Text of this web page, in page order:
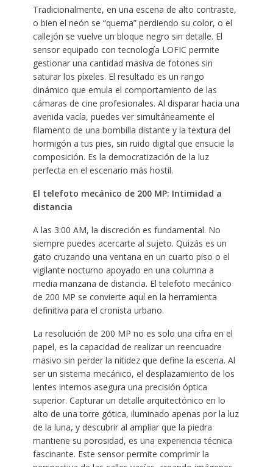
Tradicionalmente, en una escena de alto contraste,
o bien el neón se “quema” perdiendo su color, o el
callejón se vuelve un bloque negro sin detalle. El
sensor equipado con tecnología LOFIC permite
gestionar una cantidad masiva de fotones sin
saturar los píxeles. El resultado es un rango
dinámico que emula el comportamiento de las
cámaras de cine profesionales. Al disparar hacia una
avenida vacía, puedes ver simultáneamente el
filamento de una bombilla distante y la textura del
hormigón a tus pies, sin ruido digital que ensucie la
composición. Es la democratización de la luz
perfecta en el escenario más hostil.
El telefoto mecánico de 200 MP: Intimidad a
distancia
A las 3:00 AM, la discreción es fundamental. No
siempre puedes acercarte al sujeto. Quizás es un
gato cruzando una ventana en un cuarto piso o el
vigilante nocturno apoyado en una columna a
media manzana de distancia. El telefoto mecánico
de 200 MP se convierte aquí en la herramienta
definitiva para el cronista urbano.
La resolución de 200 MP no es solo una cifra en el
papel, es la capacidad de realizar un reencuadre
masivo sin perder la nitidez que define la escena. Al
ser un sistema mecánico, el desplazamiento de los
lentes internos asegura una precisión óptica
superior. Capturar un detalle arquitectónico en lo
alto de una torre gótica, iluminado apenas por la luz
de la luna, y descubrir al ampliar que la piedra
mantiene su porosidad, es una experiencia técnica
fascinante. Este sensor permite comprimir la